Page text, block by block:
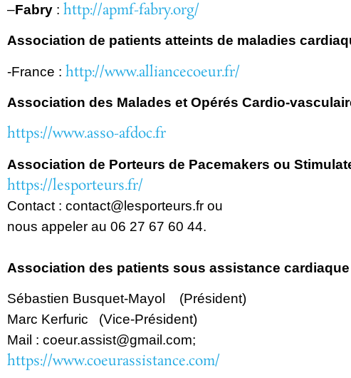
–Fabry : http://apmf-fabry.org/
Association de patients atteints de maladies
-France : http://www.alliancecoeur.fr/
Association des Malades et Opérés Cardio-
https://www.asso-afdoc.fr
Association de Porteurs de Pacemakers ou
https://lesporteurs.fr/
Contact : contact@lesporteurs.fr ou
nous appeler au 06 27 67 60 44.
Association des patients sous assistance
Sébastien Busquet-Mayol
(Président)
Marc Kerfuric
(Vice-
Mail : coeur.assist@gmail.com;
https://www.coeurassistance.com/